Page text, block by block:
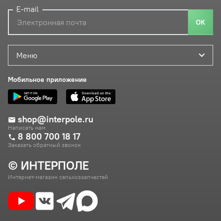
© ИНТЕРПОЛЕ
Интернет-магазин сельхоззапчастей
Меню
Мобильное приложение
shop@interpole.ru
Написать нам
8 800 700 18 17
Заказать обратный звонок
E-mail
ОК